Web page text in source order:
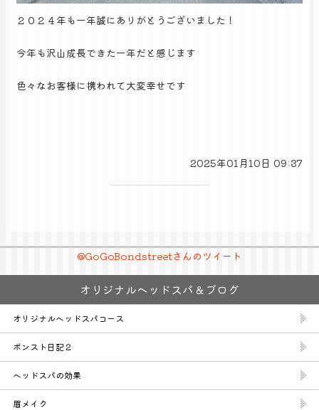
２０２４年も一年誠にありがとうございました！
今年も沢山成長できた一年だと感じます
色々なお客様に携われて大変幸せです
2025年01月10日 09:37
@GoGoBondstreetさんのツイート
オリジナルヘッドスパ＆ブログ
オリジナルヘッドスパコース
ボンスト日記２
ヘッドスパの効果
眉メイク